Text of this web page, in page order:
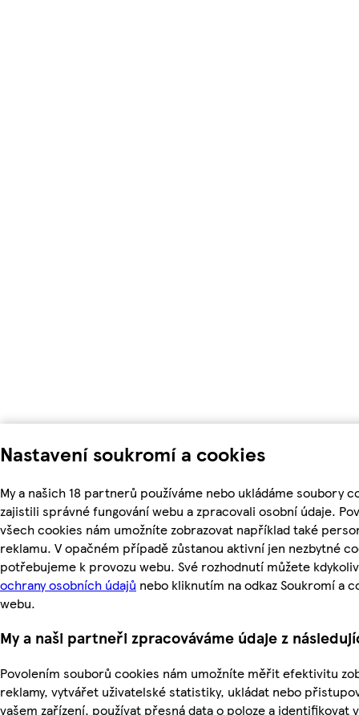
Nastavení soukromí a cookies
My a našich 18 partnerů používáme nebo ukládáme soubory
zajistili správné fungování webu a zpracovali osobní údaje.
všech cookies nám umožníte zobrazovat například také
reklamu. V opačném případě zůstanou aktivní jen nezbytné
potřebujeme k provozu webu. Své rozhodnutí můžete
ochrany osobních údajů nebo kliknutím na odkaz Soukromí a
webu.
My a naši partneři zpracováváme údaje z
Povolením souborů cookies nám umožníte měřit efektivitu
reklamy, vytvářet uživatelské statistiky, ukládat nebo
vašem zařízení, používat přesná data o poloze a identifikovat